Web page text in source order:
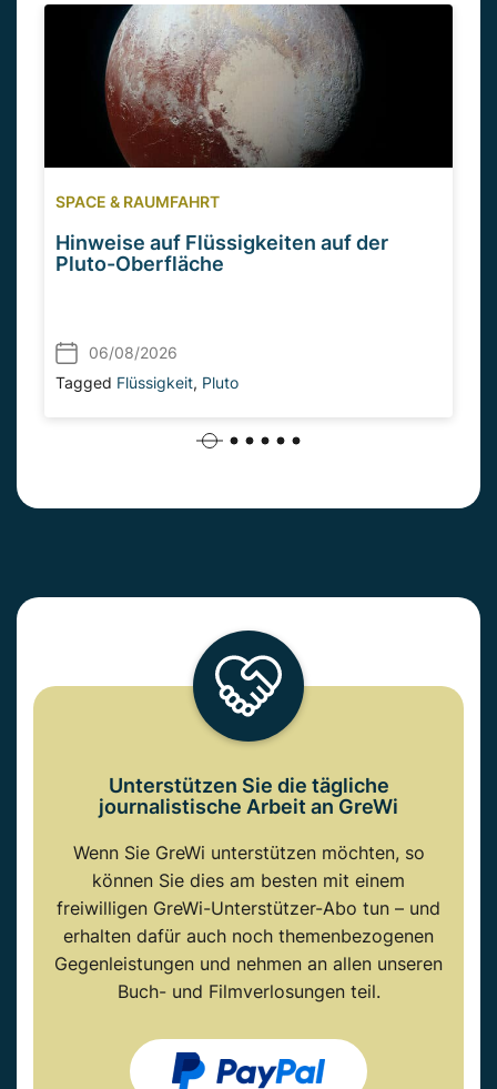
SPACE & RAUMFAHRT
Hinweise auf Flüssigkeiten auf der
Pluto-Oberfläche
06/08/2026
Tagged Flüssigkeit, Pluto
Unterstützen Sie die tägliche
journalistische Arbeit an GreWi
Wenn Sie GreWi unterstützen möchten, so
können Sie dies am besten mit einem
freiwilligen GreWi-Unterstützer-Abo tun – und
erhalten dafür auch noch themenbezogenen
Gegenleistungen und nehmen an allen unseren
Buch- und Filmverlosungen teil.